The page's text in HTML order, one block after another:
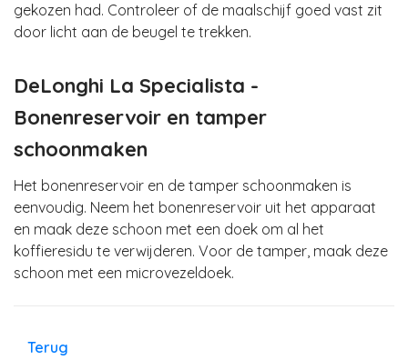
gekozen had. Controleer of de maalschijf goed vast zit
door licht aan de beugel te trekken.
DeLonghi La Specialista -
Bonenreservoir en tamper
schoonmaken
Het bonenreservoir en de tamper schoonmaken is
eenvoudig. Neem het bonenreservoir uit het apparaat
en maak deze schoon met een doek om al het
koffieresidu te verwijderen. Voor de tamper, maak deze
schoon met een microvezeldoek.
Terug